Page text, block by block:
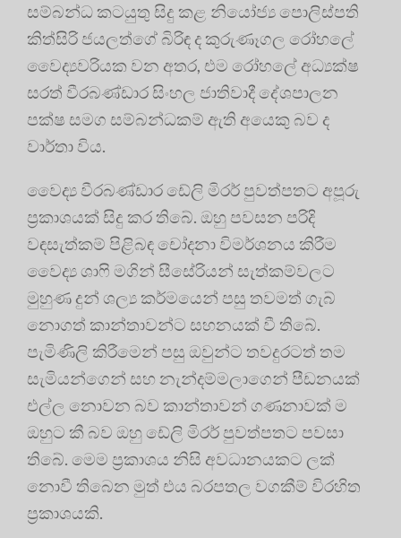
සම්බන්ධ කටයුතු සිදු කළ නියෝජ්‍ය පොලිස්පති
කිත්සිරි ජයලත්ගේ බිරිඳ ද කුරුණෑගල රෝහලේ
වෛද්‍යවරියක වන අතර, එම රෝහලේ අධ්‍යක්ෂ
සරත් වීරබණ්ඩාර සිංහල ජාතිවාදී දේශපාලන
පක්ෂ සමග සම්බන්ධකම් ඇති අයෙකු බව ද
වාර්තා විය.
වෛද්‍ය වීරබණ්ඩාර ඩේලි මිරර් පුවත්පතට අපූරු
ප්‍රකාශයක් සිදු කර තිබේ. ඔහු පවසන පරිදි
වඳසැත්කම් පිළිබඳ චෝදනා විමර්ශනය කිරීම
වෛද්‍ය ශාෆි මගින් සීසේරියන් සැත්කම්වලට
මුහුණ දුන් ශල්‍ය කර්මයෙන් පසු තවමත් ගැබ්
නොගත් කාන්තාවන්ට සහනයක් වී තිබේ.
පැමිණිලි කිරීමෙන් පසු ඔවුන්ට තවදුරටත් තම
සැමියන්ගෙන් සහ නැන්දම්මලාගෙන් පීඩනයක්
එල්ල නොවන බව කාන්තාවන් ගණනාවක් ම
ඔහුට කී බව ඔහු ඩේලි මිරර් පුවත්පතට පවසා
තිබේ. මෙම ප්‍රකාශය නිසි අවධානයකට ලක්
නොවී තිබෙන මුත් එය බරපතල වගකීම් විරහිත
ප්‍රකාශයකි.